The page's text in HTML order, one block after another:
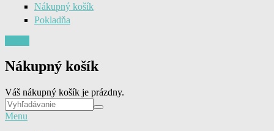
Nákupný košík
Pokladňa
Nákupný košík
Váš nákupný košík je prázdny.
Vyhľadávanie
Menu